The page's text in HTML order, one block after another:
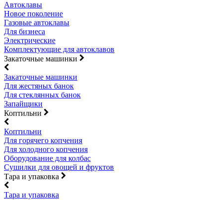
Автоклавы
Новое поколение
Газовые автоклавы
Для бизнеса
Электрические
Комплектующие для автоклавов
Закаточные машинки
Закаточные машинки
Для жестяных банок
Для стеклянных банок
Запайщики
Коптильни
Коптильни
Для горячего копчения
Для холодного копчения
Оборудование для колбас
Сушилки для овощей и фруктов
Тара и упаковка
Тара и упаковка